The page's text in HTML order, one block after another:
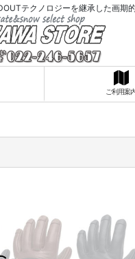
テクノロジーを継承した画期
ご利用案